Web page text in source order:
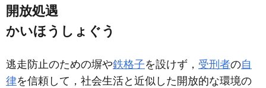
開放処遇
かいほうしょぐう
逃走防止のための塀や鉄格子を設けず， 受刑者の自
律を信頼して，社会生活と近似した開放的な環境の